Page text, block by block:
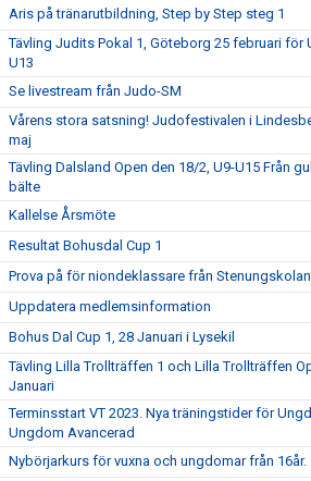
Aris på tränarutbildning, Step by Step steg 1
Tävling Judits Pokal 1, Göteborg 25 februari för
U13
Se livestream från Judo-SM
Vårens stora satsning! Judofestivalen i
maj
Tävling Dalsland Open den 18/2, U9-U15 Från
bälte
Kallelse Årsmöte
Resultat Bohusdal Cup 1
Prova på för niondeklassare från Stenungskolan
Uppdatera medlemsinformation
Bohus Dal Cup 1, 28 Januari i Lysekil
Tävling Lilla Trollträffen 1 och Lilla Trollträffen
Januari
Terminsstart VT 2023. Nya träningstider för
Ungdom Avancerad
Nybörjarkurs för vuxna och ungdomar från 16år.